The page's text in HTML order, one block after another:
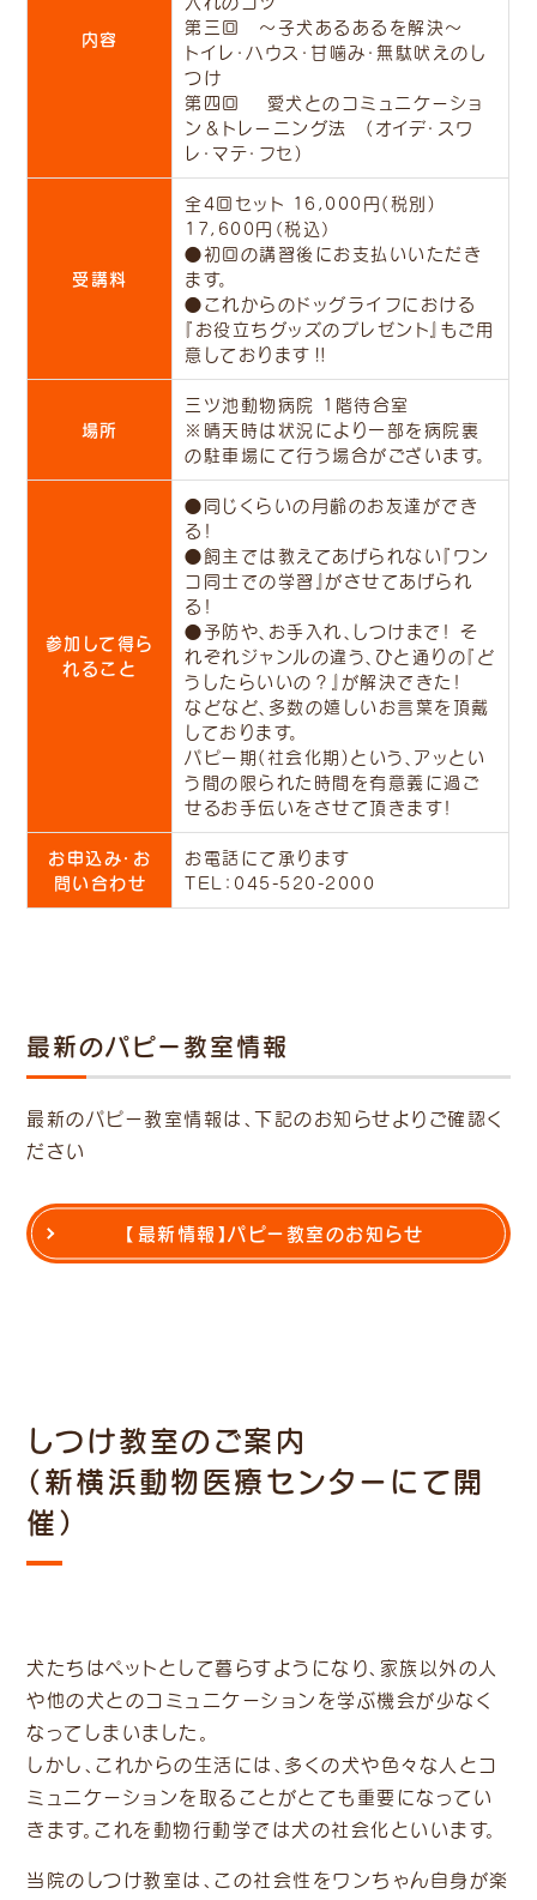
内容
第三回 ～子犬あるあるを解決～
トイレ・ハウス・甘噛み・無駄吠えのし
つけ
第四回 愛犬とのコミュニケーショ
ン＆トレーニング法 (オイデ・スワ
レ・マテ・フセ)
受講料
全4回セット 16,000円(税別)
17,600円（税込）
●初回の講習後にお支払いいただき
ます。
●これからのドッグライフにおける
『お役立ちグッズのプレゼント』もご用
意しております‼
場所
三ツ池動物病院 1階待合室
※晴天時は状況により一部を病院裏
の駐車場にて行う場合がございます。
参加して得ら
れること
●同じくらいの月齢のお友達ができ
る！
●飼主では教えてあげられない『ワン
コ同士での学習』がさせてあげられ
る！
●予防や、お手入れ、しつけまで！ そ
れぞれジャンルの違う、ひと通りの『ど
うしたらいいの？』が解決できた！
などなど、多数の嬉しいお言葉を頂戴
しております。
パピー期(社会化期)という、アッとい
う間の限られた時間を有意義に過ご
せるお手伝いをさせて頂きます！
お申込み・お
問い合わせ
お電話にて承ります
TEL： 045-520-2000
最新のパピー教室情報
最新のパピー教室情報は、下記のお知らせよりご確認く
ださい
【最新情報】パピー教室のお知らせ
しつけ教室のご案内
（新横浜動物医療センターにて開
催）
犬たちはペットとして暮らすようになり、家族以外の人
や他の犬とのコミュニケーションを学ぶ機会が少なく
なってしまいました。
しかし、これからの生活には、多くの犬や色々な人とコ
ミュニケーションを取ることがとても重要になってい
きます。これを動物行動学では犬の社会化といいます。
当院のしつけ教室は、この社会性をワンちゃん自身が楽